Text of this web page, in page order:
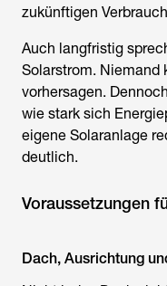
zukünftigen
Auch langfristig
Solarstrom. Niemand
vorhersagen.
wie stark sich
eigene Solaranlage
deutlich.
Voraussetzungen
Dach, Ausrichtung